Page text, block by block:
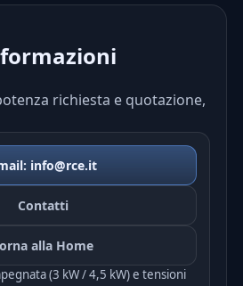
richiesta e quotazione,
info@rce.it
Contatti
alla Home
(3 kW / 4,5 kW) e tensioni